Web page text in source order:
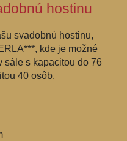
hostinu
svadobnú hostinu,
kde je možné
sále s kapacitou do 76
40 osôb.